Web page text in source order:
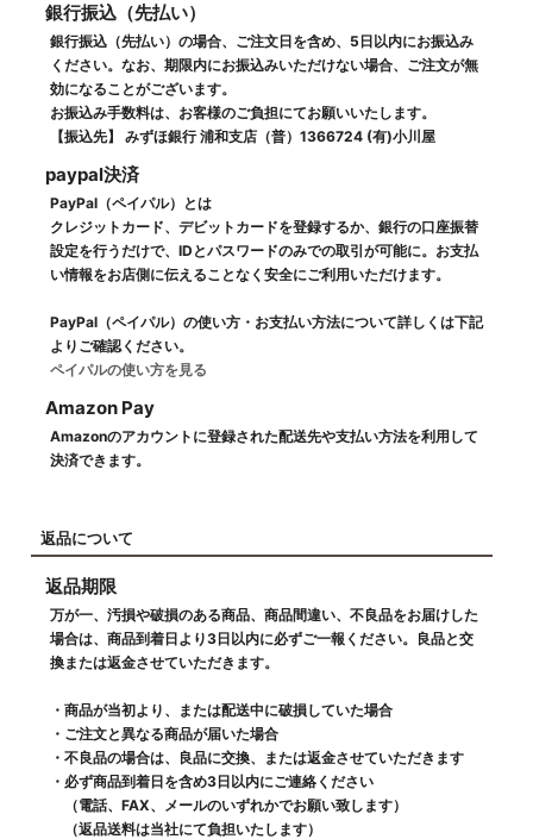
銀行振込（先払い）
銀行振込（先払い）の場合、ご注文日を含め、5日以内にお振込み
ください。なお、期限内にお振込みいただけない場合、ご注文が無
効になることがございます。
お振込み手数料は、お客様のご負担にてお願いいたします。
【振込先】 みずほ銀行 浦和支店（普）1366724 (有)小川屋
paypal決済
PayPal（ペイパル）とは
クレジットカード、デビットカードを登録するか、銀行の口座振替
設定を行うだけで、IDとパスワードのみでの取引が可能に。お支払
い情報をお店側に伝えることなく安全にご利用いただけます。
PayPal（ペイパル）の使い方・お支払い方法について詳しくは下記
よりご確認ください。
ペイパルの使い方を見る
Amazon Pay
Amazonのアカウントに登録された配送先や支払い方法を利用して
決済できます。
返品について
返品期限
万が一、汚損や破損のある商品、商品間違い、不良品をお届けした
場合は、商品到着日より3日以内に必ずご一報ください。良品と交
換または返金させていただきます。
・商品が当初より、または配送中に破損していた場合
・ご注文と異なる商品が届いた場合
・不良品の場合は、良品に交換、または返金させていただきます
・必ず商品到着日を含め3日以内にご連絡ください
（電話、FAX、メールのいずれかでお願い致します）
（返品送料は当社にて負担いたします）